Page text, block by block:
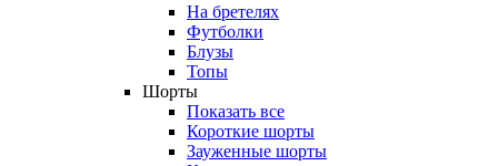
На бретелях
Футболки
Блузы
Топы
Шорты
Показать все
Короткие шорты
Зауженные шорты